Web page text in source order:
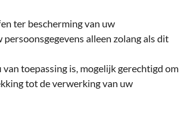
ter bescherming van uw
alleen zolang als dit
toepassing is, mogelijk gerechtigd om
tot de verwerking van uw